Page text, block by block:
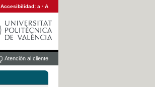
Accesibilidad: a · A
Atención al cliente